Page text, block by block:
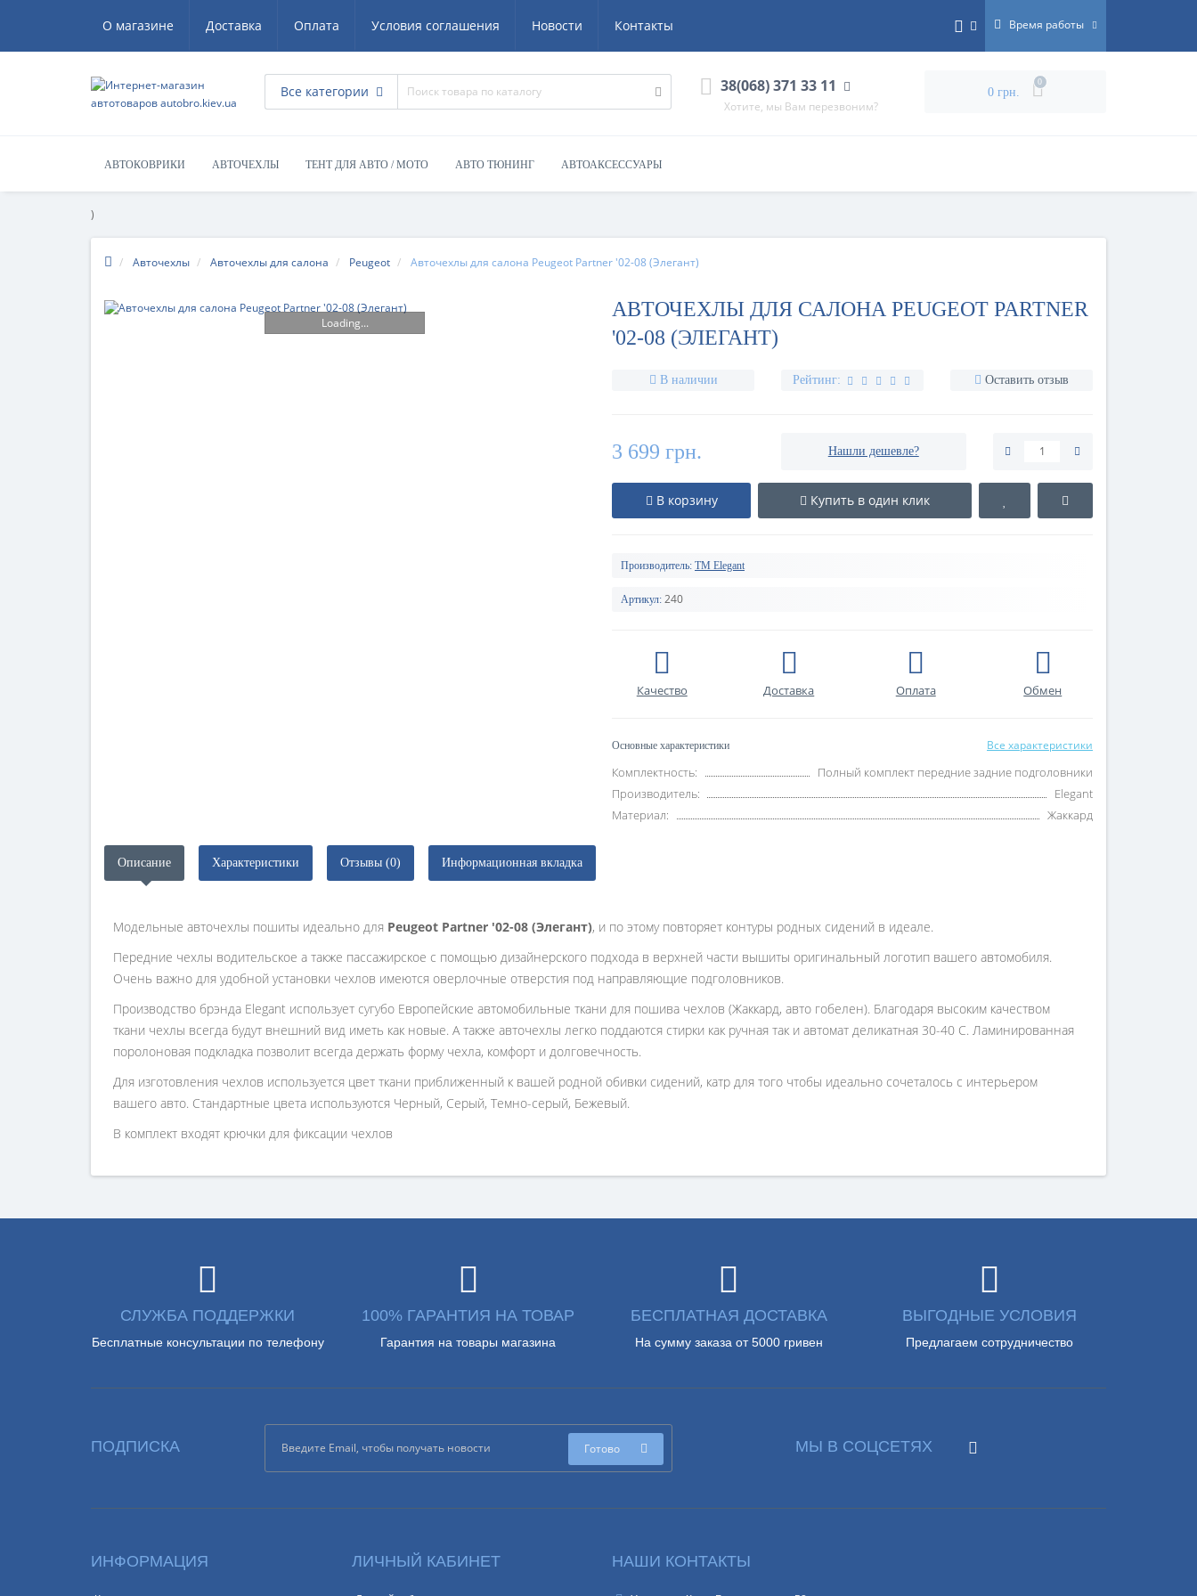
О магазине Доставка Оплата Условия соглашения Новости Контакты Время работы
Все категории 38(068) 371 33 11
Хотите, мы Вам перезвоним?
0 грн.
0
АВТОКОВРИКИ АВТОЧЕХЛЫ ТЕНТ ДЛЯ АВТО / МОТО АВТО ТЮНИНГ АВТОАКСЕССУАРЫ
)
Авточехлы Авточехлы для салона Peugeot Авточехлы для салона Peugeot Partner '02-08 (Элегант)
Loading...
АВТОЧЕХЛЫ ДЛЯ САЛОНА PEUGEOT PARTNER
'02-08 (ЭЛЕГАНТ)
В наличии Рейтинг: Оставить отзыв
3 699 грн. Нашли дешевле?
В корзину Купить в один клик
Производитель: TM Elegant
Артикул: 240
Качество Доставка Оплата Обмен
Основные характеристики Все характеристики
Комплектность:
Полный комплект передние задние подголовники
Производитель:
Elegant
Материал:
Жаккард
Описание Характеристики Отзывы (0) Информационная вкладка
Модельные авточехлы пошиты идеально для Peugeot Partner '02-08 (Элегант), и по этому повторяет контуры родных сидений в идеале.
Передние чехлы водительское а также пассажирское с помощью дизайнерского подхода в верхней части вышиты оригинальный логотип вашего автомобиля.
Очень важно для удобной установки чехлов имеются оверлочные отверстия под направляющие подголовников.
Производство брэнда Elegant использует сугубо Европейские автомобильные ткани для пошива чехлов (Жаккард, авто гобелен). Благодаря высоким качеством
ткани чехлы всегда будут внешний вид иметь как новые. А также авточехлы легко поддаются стирки как ручная так и автомат деликатная 30-40 С. Ламинированная
поролоновая подкладка позволит всегда держать форму чехла, комфорт и долговечность.
Для изготовления чехлов используется цвет ткани приближенный к вашей родной обивки сидений, катр для того чтобы идеально сочеталось с интерьером
вашего авто. Стандартные цвета используются Черный, Серый, Темно-серый, Бежевый.
В комплект входят крючки для фиксации чехлов
СЛУЖБА ПОДДЕРЖКИ
Бесплатные консультации по телефону
100% ГАРАНТИЯ НА ТОВАР
Гарантия на товары магазина
БЕСПЛАТНАЯ ДОСТАВКА
На сумму заказа от 5000 гривен
ВЫГОДНЫЕ УСЛОВИЯ
Предлагаем сотрудничество
ПОДПИСКА Готово МЫ В СОЦСЕТЯХ
ИНФОРМАЦИЯ ЛИЧНЫЙ КАБИНЕТ НАШИ КОНТАКТЫ